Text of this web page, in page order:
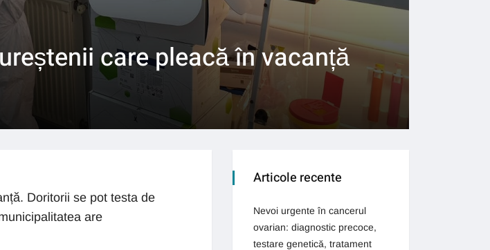
care pleacă în vacanță
Doritorii se pot testa de
are
Articole recente
Nevoi urgente în cancerul
ovarian: diagnostic precoce,
testare genetică, tratament